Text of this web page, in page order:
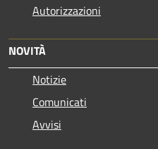
Autorizzazioni
NOVITÀ
Notizie
Comunicati
Avvisi